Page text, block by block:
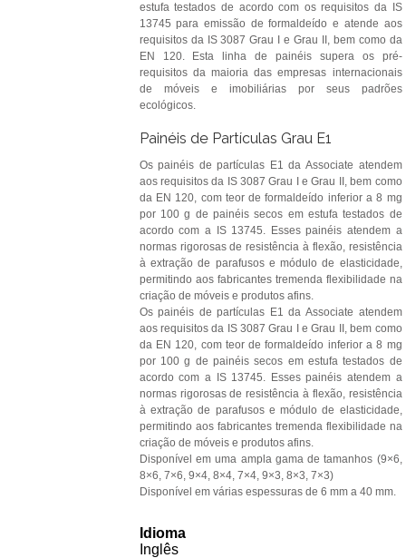
estufa testados de acordo com os requisitos da IS
13745 para emissão de formaldeído e atende aos
requisitos da IS 3087 Grau I e Grau II, bem como da
EN 120. Esta linha de painéis supera os pré-
requisitos da maioria das empresas internacionais
de móveis e imobiliárias por seus padrões
ecológicos.
Painéis de Partículas Grau E1
Os painéis de partículas E1 da Associate atendem
aos requisitos da IS 3087 Grau I e Grau II, bem como
da EN 120, com teor de formaldeído inferior a 8 mg
por 100 g de painéis secos em estufa testados de
acordo com a IS 13745. Esses painéis atendem a
normas rigorosas de resistência à flexão, resistência
à extração de parafusos e módulo de elasticidade,
permitindo aos fabricantes tremenda flexibilidade na
criação de móveis e produtos afins.
Os painéis de partículas E1 da Associate atendem
aos requisitos da IS 3087 Grau I e Grau II, bem como
da EN 120, com teor de formaldeído inferior a 8 mg
por 100 g de painéis secos em estufa testados de
acordo com a IS 13745. Esses painéis atendem a
normas rigorosas de resistência à flexão, resistência
à extração de parafusos e módulo de elasticidade,
permitindo aos fabricantes tremenda flexibilidade na
criação de móveis e produtos afins.
Disponível em uma ampla gama de tamanhos (9×6,
8×6, 7×6, 9×4, 8×4, 7×4, 9×3, 8×3, 7×3)
Disponível em várias espessuras de 6 mm a 40 mm.
Idioma
Inglês